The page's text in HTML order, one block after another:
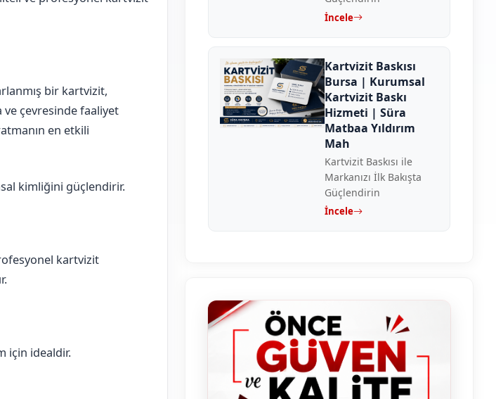
bir kartvizit,
ve çevresinde faaliyet
en etkili
kimliğini güçlendirir.
kartvizit
için idealdir.
İncele
Kartvizit Baskısı
Bursa | Kurumsal
Kartvizit Baskı
Hizmeti | Süra
Matbaa Yıldırım
Mah
Kartvizit Baskısı ile
Markanızı İlk Bakışta
Güçlendirin
İncele